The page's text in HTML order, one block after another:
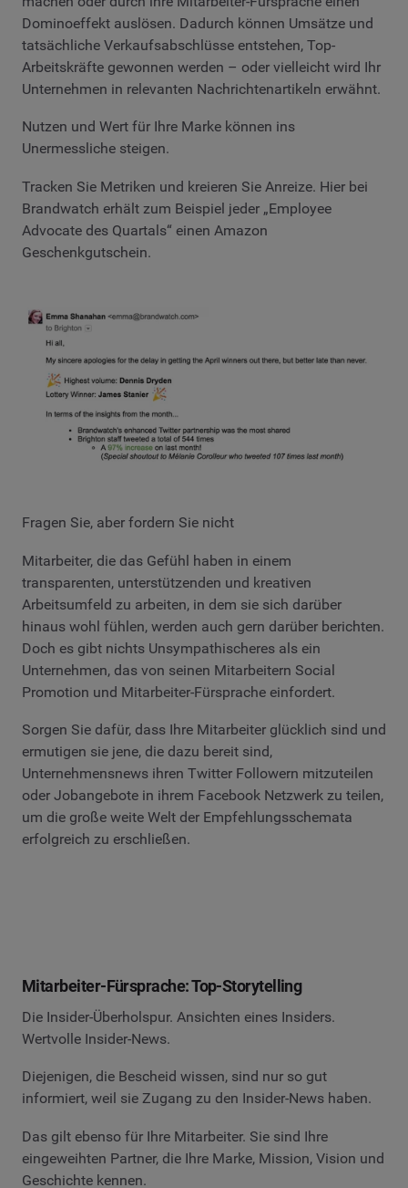
Dominoeffekt auslösen. Dadurch können Umsätze und
tatsächliche Verkaufsabschlüsse entstehen, Top-
Arbeitskräfte gewonnen werden – oder vielleicht wird Ihr
Unternehmen in relevanten Nachrichtenartikeln erwähnt.
Nutzen und Wert für Ihre Marke können ins
Unermessliche steigen.
Tracken Sie Metriken und kreieren Sie Anreize. Hier bei
Brandwatch erhält zum Beispiel jeder „Employee
Advocate des Quartals“ einen Amazon
Geschenkgutschein.
Fragen Sie, aber fordern Sie nicht
Mitarbeiter, die das Gefühl haben in einem
transparenten, unterstützenden und kreativen
Arbeitsumfeld zu arbeiten, in dem sie sich darüber
hinaus wohl fühlen, werden auch gern darüber berichten.
Doch es gibt nichts Unsympathischeres als ein
Unternehmen, das von seinen Mitarbeitern Social
Promotion und Mitarbeiter-Fürsprache einfordert.
Sorgen Sie dafür, dass Ihre Mitarbeiter glücklich sind und
ermutigen sie jene, die dazu bereit sind,
Unternehmensnews ihren Twitter Followern mitzuteilen
oder Jobangebote in ihrem Facebook Netzwerk zu teilen,
um die große weite Welt der Empfehlungsschemata
erfolgreich zu erschließen.
Mitarbeiter-Fürsprache: Top-Storytelling
Die Insider-Überholspur. Ansichten eines Insiders.
Wertvolle Insider-News.
Diejenigen, die Bescheid wissen, sind nur so gut
informiert, weil sie Zugang zu den Insider-News haben.
Das gilt ebenso für Ihre Mitarbeiter. Sie sind Ihre
eingeweihten Partner, die Ihre Marke, Mission, Vision und
Geschichte kennen.